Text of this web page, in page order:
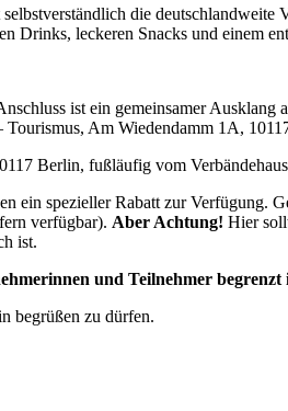
die
Drinks, leckeren Snacks und einem
ist ein gemeinsamer Ausklang
Tourismus, Am Wiedendamm 1A,
Berlin, fußläufig vom
ein spezieller Rabatt zur Verfügung.
verfügbar). Aber Achtung! Hier
ist.
und Teilnehmer begrenzt
begrüßen zu dürfen.